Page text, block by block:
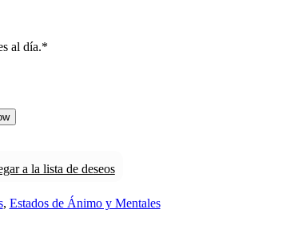
al día.*
a la lista de deseos
, Estados de Ánimo y Mentales